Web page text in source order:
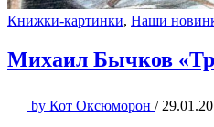
Книжки-картинки, Наши
Михаил Бычков
by Кот Оксюморон /